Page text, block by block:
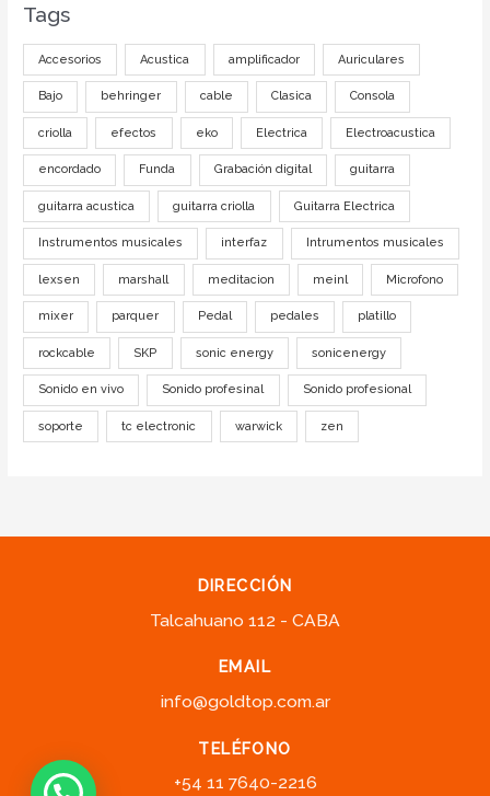
Tags
Accesorios Acustica amplificador Auriculares
Bajo behringer cable Clasica Consola
criolla efectos eko Electrica Electroacustica
encordado Funda Grabación digital guitarra
guitarra acustica guitarra criolla Guitarra Electrica
Instrumentos musicales interfaz Intrumentos musicales
lexsen marshall meditacion meinl Microfono
mixer parquer Pedal pedales platillo
rockcable SKP sonic energy sonicenergy
Sonido en vivo Sonido profesinal Sonido profesional
soporte tc electronic warwick zen
DIRECCIÓN
Talcahuano 112 - CABA
EMAIL
info@goldtop.com.ar
TELÉFONO
+54 11 7640-2216